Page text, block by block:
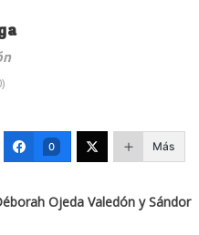
0 Más
Ojeda Valedón y Sándor